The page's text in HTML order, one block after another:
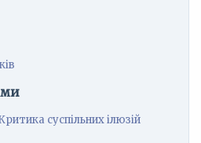
суспільних ілюзій